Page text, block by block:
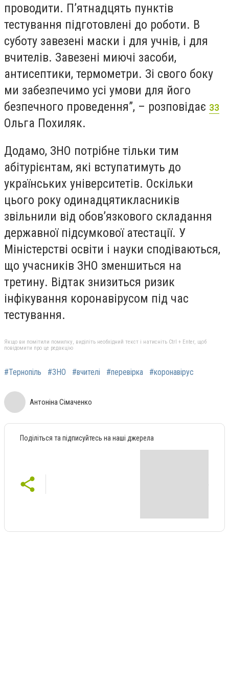
проводити. П’ятнадцять пунктів
тестування підготовлені до роботи. В
суботу завезені маски і для учнів, і для
вчителів. Завезені миючі засоби,
антисептики, термометри. Зі свого боку
ми забезпечимо усі умови для його
безпечного проведення”, – розповідає зз
Ольга Похиляк.
Додамо, ЗНО потрібне тільки тим
абітурієнтам, які вступатимуть до
українських університетів. Оскільки
цього року одинадцятикласників
звільнили від обов’язкового складання
державної підсумкової атестації. У
Міністерстві освіти і науки сподіваються,
що учасників ЗНО зменшиться на
третину. Відтак знизиться ризик
інфікування коронавірусом під час
тестування.
Якщо ви помітили помилку, виділіть необхідний текст і натисніть Ctrl + Enter, щоб
повідомити про це редакцію
#Тернопіль #ЗНО #вчителі #перевірка #коронавірус
Антоніна Сімаченко
Поділіться та підписуйтесь на наші джерела